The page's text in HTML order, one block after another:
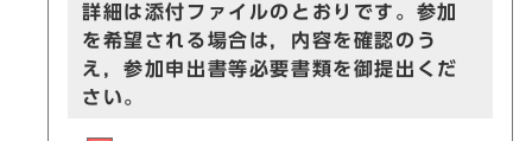
詳細は添付ファイルのとおりです。参加
を希望される場合は，内容を確認のう
え，参加申出書等必要書類を御提出くだ
さい。